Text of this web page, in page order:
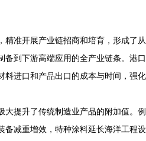
精准开展产业链招商和培育，形成了从
备到下游高端应用的全产业链条。港口
料进口和产品出口的成本与时间，强化
大提升了传统制造业产品的附加值。例
备减重增效，特种涂料延长海洋工程设